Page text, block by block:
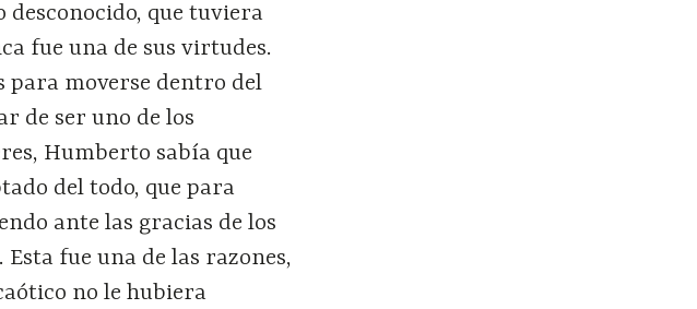
desconocido, que tuviera
fue una de sus virtudes.
para moverse dentro del
de ser uno de los
Humberto sabía que
del todo, que para
ante las gracias de los
fue una de las razones,
no le hubiera